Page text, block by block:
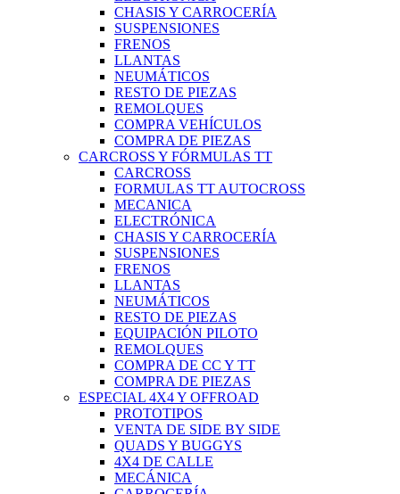
CHASIS Y CARROCERÍA
SUSPENSIONES
FRENOS
LLANTAS
NEUMÁTICOS
RESTO DE PIEZAS
REMOLQUES
COMPRA VEHÍCULOS
COMPRA DE PIEZAS
CARCROSS Y FÓRMULAS TT
CARCROSS
FORMULAS TT AUTOCROSS
MECANICA
ELECTRÓNICA
CHASIS Y CARROCERÍA
SUSPENSIONES
FRENOS
LLANTAS
NEUMÁTICOS
RESTO DE PIEZAS
EQUIPACIÓN PILOTO
REMOLQUES
COMPRA DE CC Y TT
COMPRA DE PIEZAS
ESPECIAL 4X4 Y OFFROAD
PROTOTIPOS
VENTA DE SIDE BY SIDE
QUADS Y BUGGYS
4X4 DE CALLE
MECÁNICA